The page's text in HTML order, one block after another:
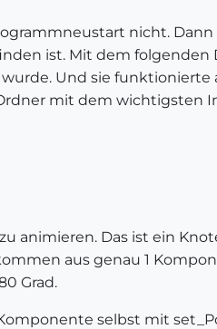
nicht.
ist. Mit dem
Und sie
mit dem wichtigsten
animieren. Das ist ein
aus genau 1
Grad.
selbst mit